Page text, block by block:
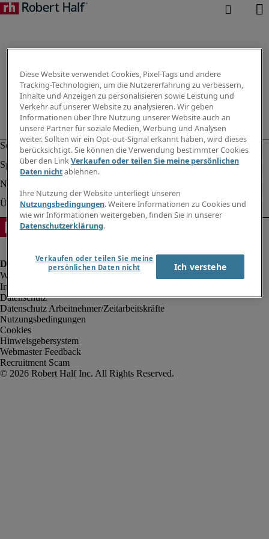
Impressum
Datenschutz
Datenschutz Arbeitnehmer/Zeitarbeitskräfte
Nutzungsbedingungen
Cookies
Hinweisgebersystem
Webmaster Feedback
Recruitment Scam
Diese Website verwendet Cookies, Pixel-Tags und andere
Tracking-Technologien, um die Nutzererfahrung zu verbessern,
Inhalte und Anzeigen zu personalisieren sowie Leistung und
Verkehr auf unserer Website zu analysieren. Wir geben
Informationen über Ihre Nutzung unserer Website auch an
unsere Partner für soziale Medien, Werbung und Analysen
weiter. Sollten wir ein Opt-out-Signal erkannt haben, wird dieses
berücksichtigt. Sie können die Verwendung bestimmter Cookies
über den LinkVerkaufen oder teilen Sie meine persönlichen
Daten nichtablehnen.
Ihre Nutzung der Website unterliegt unseren
Nutzungsbedingungen. Weitere Informationen zu Cookies und
wie wir Informationen weitergeben, finden Sie in unserer
Datenschutzerklärung.
Verkaufen oder teilen Sie meine
persönlichen Daten nicht
Ich verstehe